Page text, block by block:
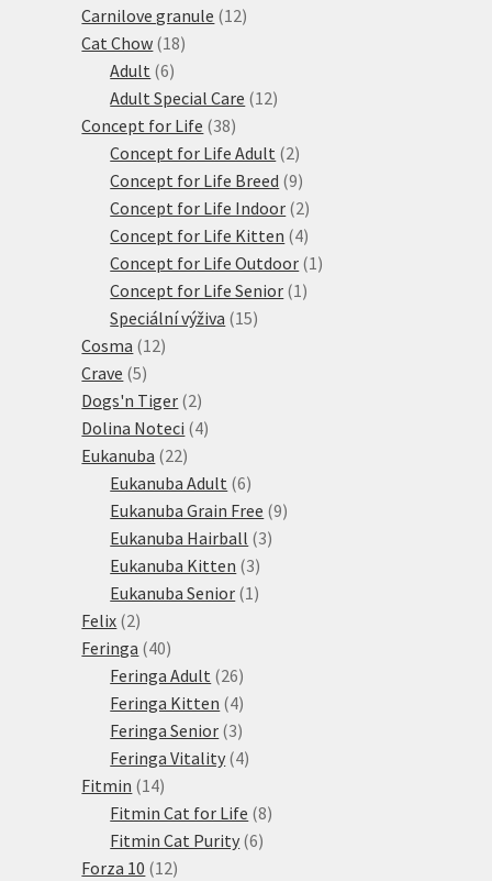
produkty
Carnilove granule 1212
Cat Chow 1818
Adult 66
produktů
Adult Special Care 1212
Concept for Life 3838
produktů
Concept for Life Adult 22
produkty
Concept for Life Breed 99
produktů
Concept for Life Indoor 22
produkty
Concept for Life Kitten 44
produkty
Concept for Life Outdoor 1 1
Concept for Life Senior 1 1
Speciální výživa 1515
Cosma 1212
Crave 55
produktů
Dogs'n Tiger 22
produkty
Dolina Noteci 44
Eukanuba 2222
produktů
Eukanuba Adult 66
produktů
Eukanuba Grain Free 99
Eukanuba Hairball 33
Eukanuba Kitten 33
produkty
Eukanuba Senior 1 1
Felix 22
produkty
Feringa 4040
produktů
Feringa Adult 2626
produktů
Feringa Kitten 44
produkty
Feringa Senior 33
produkty
Feringa Vitality 44
Fitmin 1414
produktů
Fitmin Cat for Life 88
Fitmin Cat Purity 66
Forza 10 1212